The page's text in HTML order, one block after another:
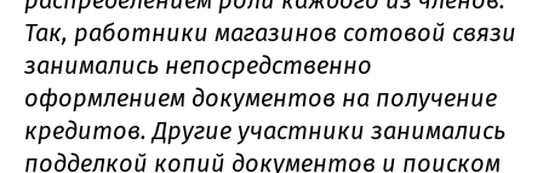
Так, работники магазинов сотовой связи
занимались непосредственно
оформлением документов на получение
кредитов. Другие участники занимались
подделкой копий документов и поиском